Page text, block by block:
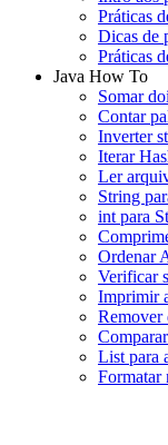
Práticas
Dicas de
Práticas
Java How To
Somar
Contar
Inverter
Iterar
Ler
String
int para
Ordenar
Verificar
Imprimir
Remover
List para
Formatar